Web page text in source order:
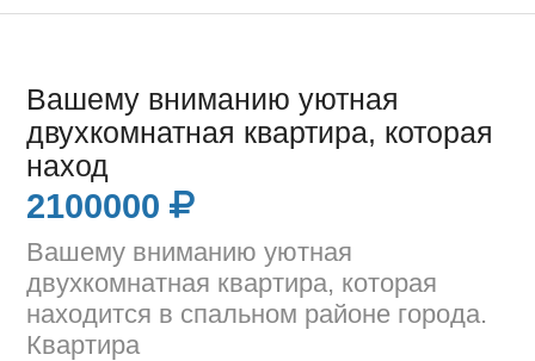
Вашему вниманию уютная
двухкомнатная квартира, которая
наход
2100000
Вашему вниманию уютная
двухкомнатная квартира, которая
находится в спальном районе города.
Квартира